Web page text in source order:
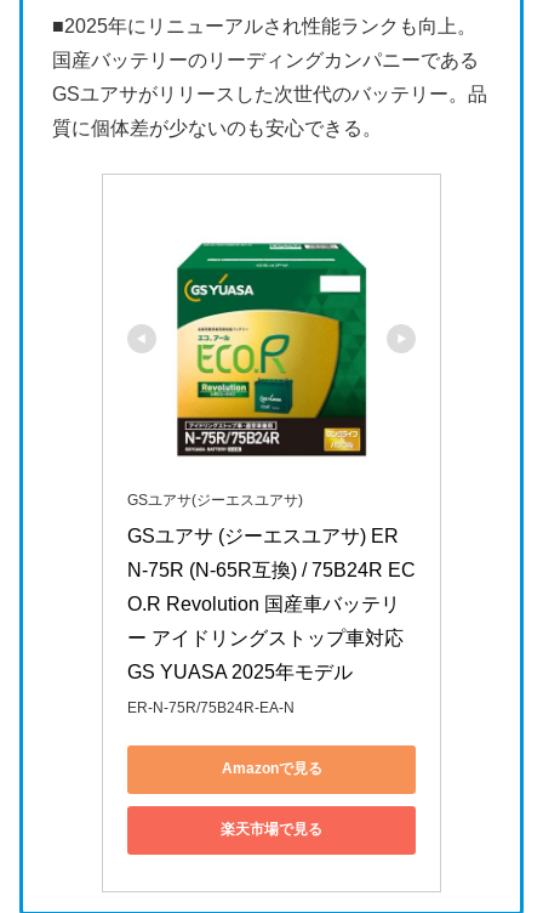
■2025年にリニューアルされ性能ランクも向上。
国産バッテリーのリーディングカンパニーである
GSユアサがリリースした次世代のバッテリー。品
質に個体差が少ないのも安心できる。
GSユアサ(ジーエスユアサ)
GSユアサ (ジーエスユアサ) ER
N-75R (N-65R互換) / 75B24R EC
O.R Revolution 国産車バッテリ
ー アイドリングストップ車対応
GS YUASA 2025年モデル
ER-N-75R/75B24R-EA-N
Amazonで見る
楽天市場で見る